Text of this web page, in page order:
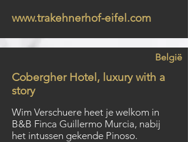
www.trakehnerhof-eifel.com
België
Cobergher Hotel, luxury with a
story
Wim Verschuere heet je welkom in
B&B Finca Guillermo Murcia, nabij
het intussen gekende Pinoso.